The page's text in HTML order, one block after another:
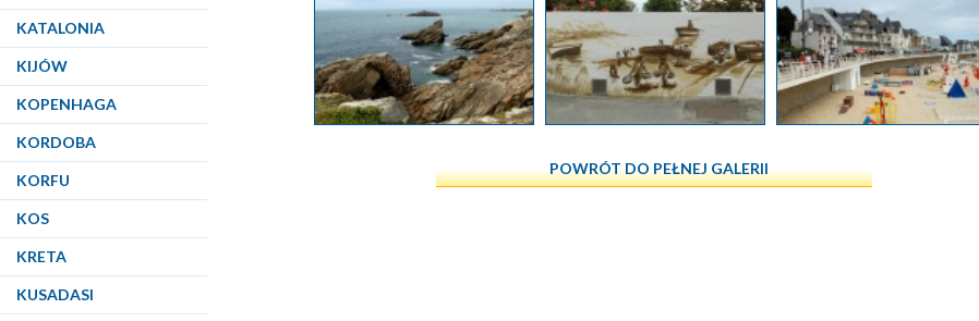
KATALONIA
KIJÓW
KOPENHAGA
KORDOBA
KORFU
KOS
KRETA
KUSADASI
POWRÓT DO PEŁNEJ GALERII